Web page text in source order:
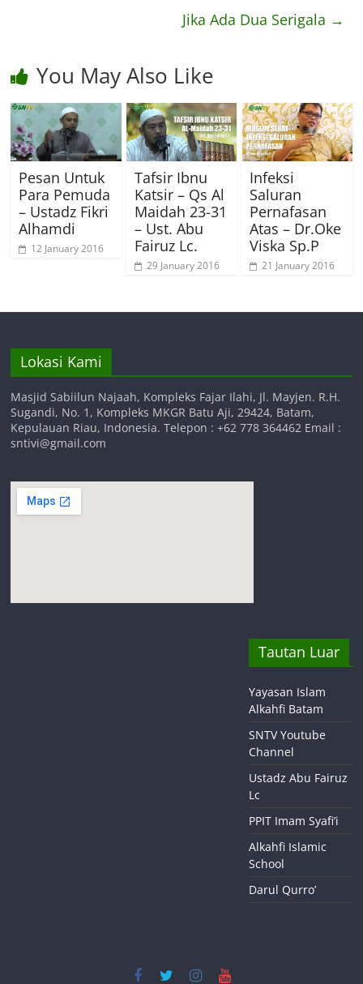
Jika Ada Dua Serigala →
You May Also Like
Pesan Untuk
Para Pemuda
– Ustadz Fikri
Alhamdi
12 January 2016
Tafsir Ibnu
Katsir – Qs Al
Maidah 23-31
– Ust. Abu
Fairuz Lc.
29 January 2016
Infeksi
Saluran
Pernafasan
Atas – Dr.Oke
Viska Sp.P
21 January 2016
Lokasi Kami
Masjid Sabiilun Najaah, Kompleks Fajar Ilahi, Jl. Mayjen. R.H.
Sugandi, No. 1, Kompleks MKGR Batu Aji, 29424, Batam,
Kepulauan Riau, Indonesia. Telepon : +62 778 364462 Email :
sntivi@gmail.com
Tautan Luar
Yayasan Islam
Alkahfi Batam
SNTV Youtube
Channel
Ustadz Abu Fairuz
Lc
PPIT Imam Syafi’i
Alkahfi Islamic
School
Darul Qurro’